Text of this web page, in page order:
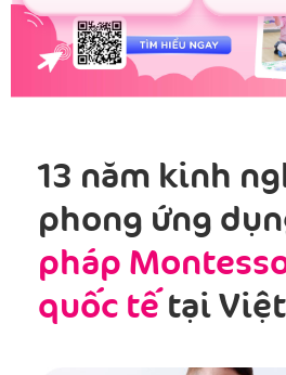
13 năm kinh
phong ứng
pháp
quốc tế tại